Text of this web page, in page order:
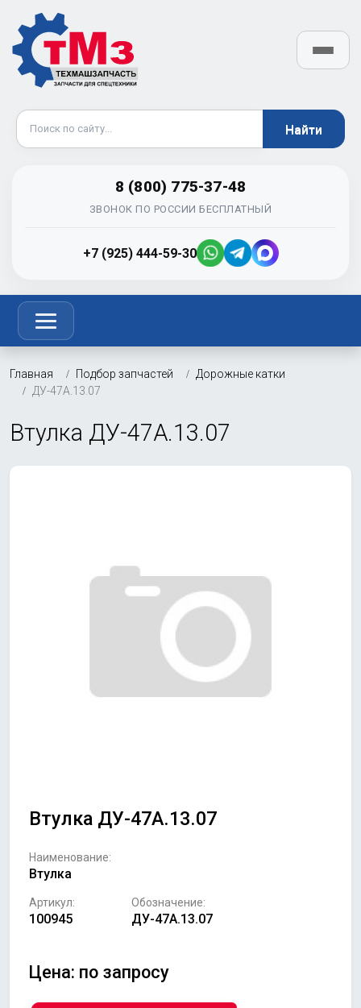
8 (800) 775-37-48
ЗВОНОК ПО РОССИИ БЕСПЛАТНЫЙ
+7 (925) 444-59-30
Главная Подбор запчастей
Дорожные катки
ДУ-47А.13.07
Втулка ДУ-47А.13.07
Втулка ДУ-47А.13.07
Наименование:
Втулка
Артикул:
100945
Обозначение:
ДУ-47А.13.07
Цена: по запросу